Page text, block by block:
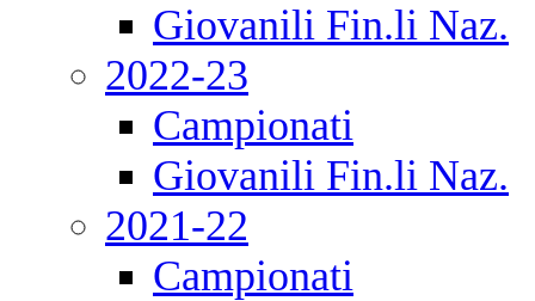
Giovanili Fin.li Naz.
2022-23
Campionati
Giovanili Fin.li Naz.
2021-22
Campionati